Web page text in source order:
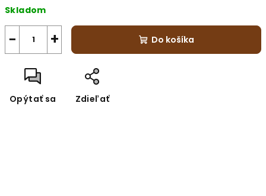
cena:
Skladom
+
− Do košíka
Opýtať sa Zdieľať